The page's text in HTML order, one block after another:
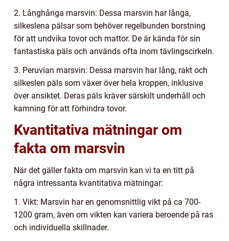
2. Långhåriga marsvin: Dessa marsvin har långa,
silkeslena pälsar som behöver regelbunden borstning
för att undvika tovor och mattor. De är kända för sin
fantastiska päls och används ofta inom tävlingscirkeln.
3. Peruvian marsvin: Dessa marsvin har lång, rakt och
silkeslen päls som växer över hela kroppen, inklusive
över ansiktet. Deras päls kräver särskilt underhåll och
kamning för att förhindra tovor.
Kvantitativa mätningar om
fakta om marsvin
När det gäller fakta om marsvin kan vi ta en titt på
några intressanta kvantitativa mätningar:
1. Vikt: Marsvin har en genomsnittlig vikt på ca 700-
1200 gram, även om vikten kan variera beroende på ras
och individuella skillnader.